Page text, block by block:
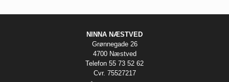
NINNA NÆSTVED
Grønnegade 26
4700 Næstved
Telefon 55 73 52 62
Cvr. 75527217